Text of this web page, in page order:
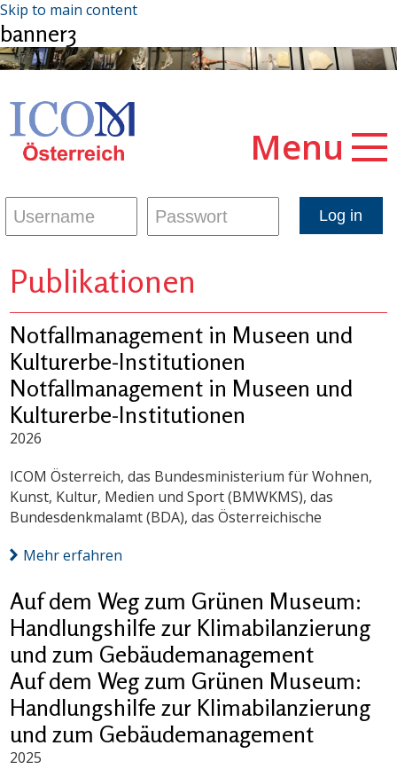
Skip to main content
banner3
Menu
Publikationen
Notfallmanagement in Museen und
Kulturerbe-Institutionen
Notfallmanagement in Museen und
Kulturerbe-Institutionen
2026
ICOM Österreich, das Bundesministerium für Wohnen,
Kunst, Kultur, Medien und Sport (BMWKMS), das
Bundesdenkmalamt (BDA), das Österreichische
Mehr erfahren
Auf dem Weg zum Grünen Museum:
Handlungshilfe zur Klimabilanzierung
und zum Gebäudemanagement
Auf dem Weg zum Grünen Museum:
Handlungshilfe zur Klimabilanzierung
und zum Gebäudemanagement
2025